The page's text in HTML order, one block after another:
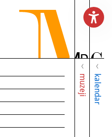
muzeji kalendar